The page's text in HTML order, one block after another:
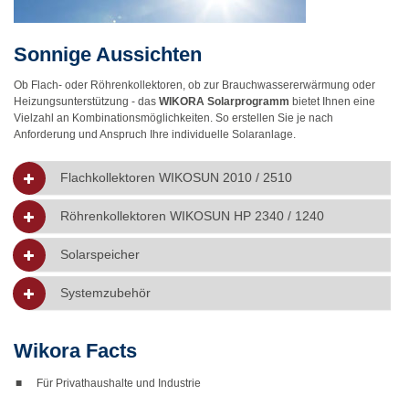
Sonnige Aussichten
Ob Flach- oder Röhrenkollektoren, ob zur Brauchwassererwärmung oder
Heizungsunterstützung - das WIKORA Solarprogramm bietet Ihnen eine
Vielzahl an Kombinationsmöglichkeiten. So erstellen Sie je nach
Anforderung und Anspruch Ihre individuelle Solaranlage.
Flachkollektoren WIKOSUN 2010 / 2510
Röhrenkollektoren WIKOSUN HP 2340 / 1240
Solarspeicher
Systemzubehör
Wikora Facts
■
Für Privathaushalte und Industrie